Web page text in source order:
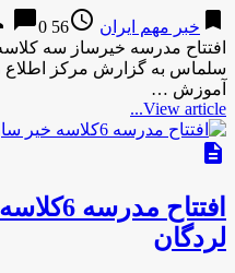
bookmark خبر مهم ایران access_time
56 years ago
chat_bubble0
افتتاح مدرسه خيرساز سه
سلماس به گزارش مرکز
آموزش …
View article...
description
افتتاح
لردگان